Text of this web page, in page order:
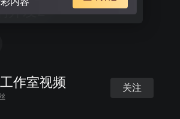
开发2
作室视频 关注